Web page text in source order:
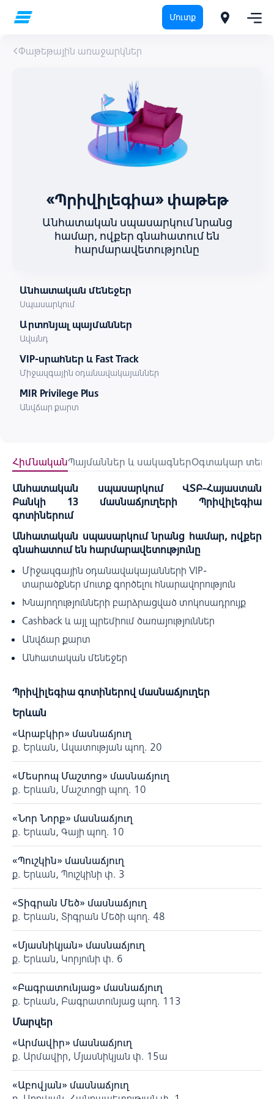
Մուտք
Փաթեթային առաջարկներ
«Պրիվիլեգիա» փաթեթ
Անհատական սպասարկում նրանց
համար, ովքեր գնահատում են
հարմարավետությունը
Անհատական մենեջեր
Սպասարկում
Արտոնյալ պայմաններ
Ավանդ
VIP-սրահներ և Fast Track
Միջազգային օդանավակայաններ
MIR Privilege Plus
Անվճար քարտ
ՀիմնականՊայմաններ և սակագներՕգտակար
Անհատական սպասարկում ՎՏԲ-Հայաստան
Բանկի 13 մասնաճյուղերի Պրիվիլեգիա
գոտիներում
Անհատական սպասարկում նրանց համար, ովքեր
գնահատում են հարմարավետությունը
Միջազգային օդանավակայանների VIP-
տարածքներ մուտք գործելու հնարավորություն
Խնայողությունների բարձրացված տոկոսադրույք
Cashback և այլ պրեմիում ծառայություններ
Անվճար քարտ
Անհատական մենեջեր
Պրիվիլեգիա գոտիներով մասնաճյուղեր
Երևան
«Արաբկիր» մասնաճյուղ
ք. Երևան, Ազատության պող. 20
«Մեսրոպ Մաշտոց» մասնաճյուղ
ք. Երևան, Մաշտոցի պող. 10
«Նոր Նորք» մասնաճյուղ
ք. Երևան, Գայի պող. 10
«Պուշկին» մասնաճյուղ
ք. Երևան, Պուշկինի փ. 3
«Տիգրան Մեծ» մասնաճյուղ
ք. Երևան, Տիգրան Մեծի պող. 48
«Մյասնիկյան» մասնաճյուղ
ք. Երևան, Կորյունի փ. 6
«Բագրատունյաց» մասնաճյուղ
ք. Երևան, Բագրատունյաց պող. 113
Մարզեր
«Արմավիր» մասնաճյուղ
ք. Արմավիր, Մյասնիկյան փ. 15ա
«Աբովյան» մասնաճյուղ